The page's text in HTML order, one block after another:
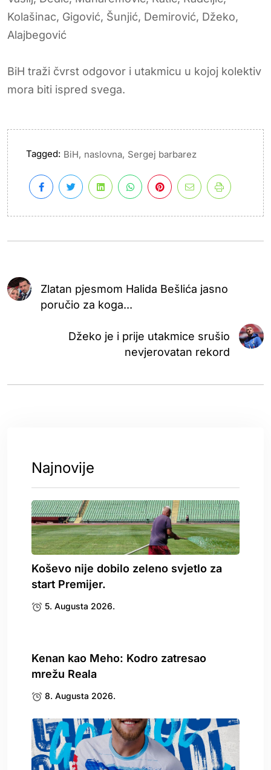
Kolašinac, Gigović, Šunjić, Demirović, Džeko,
Alajbegović
BiH traži čvrst odgovor i utakmicu u kojoj kolektiv
mora biti ispred svega.
Tagged: BiH, naslovna, Sergej barbarez
Zlatan pjesmom Halida Bešlića jasno
poručio za koga...
Džeko je i prije utakmice srušio
nevjerovatan rekord
Najnovije
Koševo nije dobilo zeleno svjetlo za
start Premijer.
5. Augusta 2026.
Kenan kao Meho: Kodro zatresao
mrežu Reala
8. Augusta 2026.